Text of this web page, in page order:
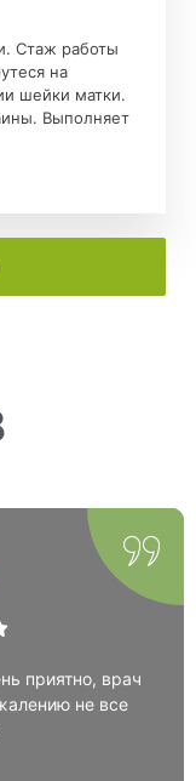
Стаж работы
на
шейки матки.
Выполняет
Людмила